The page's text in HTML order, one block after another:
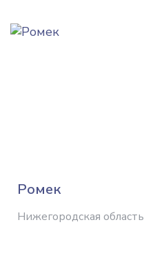
Ромек
Нижегородская область